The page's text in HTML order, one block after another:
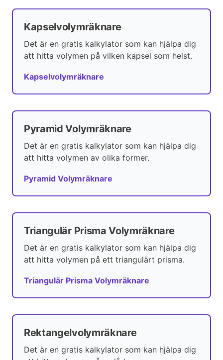
Kapselvolymräknare
Det är en gratis kalkylator som kan hjälpa dig
att hitta volymen på vilken kapsel som helst.
Kapselvolymräknare
Pyramid Volymräknare
Det är en gratis kalkylator som kan hjälpa dig
att hitta volymen av olika former.
Pyramid Volymräknare
Triangulär Prisma Volymräknare
Det är en gratis kalkylator som kan hjälpa dig
att hitta volymen på ett triangulärt prisma.
Triangulär Prisma Volymräknare
Rektangelvolymräknare
Det är en gratis kalkylator som kan hjälpa dig